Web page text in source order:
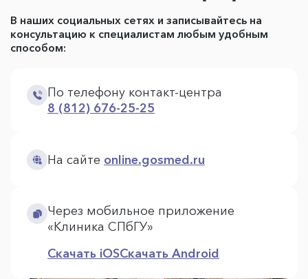
В наших социальных сетях и записывайтесь на
консультацию к специалистам любым удобным
способом:
По телефону контакт-центра
8 (812) 676-25-25
На сайте online.gosmed.ru
Через мобильное приложение
«Клиника СПбГУ»
Скачать iOSСкачать Android